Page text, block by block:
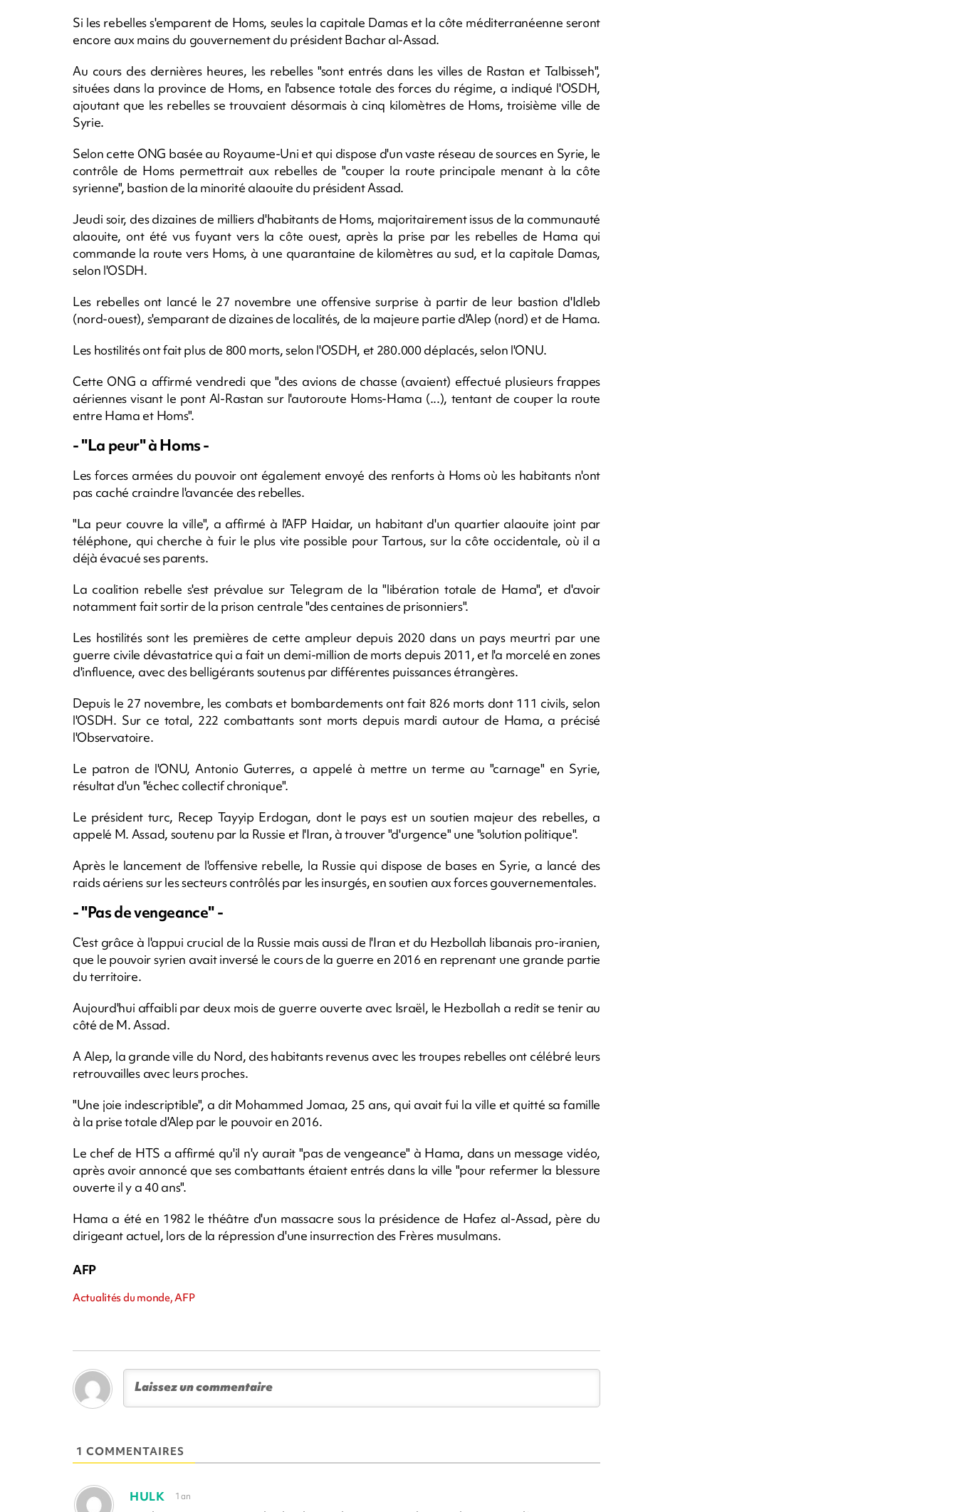
Si les rebelles s'emparent de Homs, seules la capitale Damas et la côte méditerranéenne seront
encore aux mains du gouvernement du président Bachar al-Assad.
Au cours des dernières heures, les rebelles "sont entrés dans les villes de Rastan et Talbisseh",
situées dans la province de Homs, en l'absence totale des forces du régime, a indiqué l'OSDH,
ajoutant que les rebelles se trouvaient désormais à cinq kilomètres de Homs, troisième ville de
Syrie.
Selon cette ONG basée au Royaume-Uni et qui dispose d'un vaste réseau de sources en Syrie, le
contrôle de Homs permettrait aux rebelles de "couper la route principale menant à la côte
syrienne", bastion de la minorité alaouite du président Assad.
Jeudi soir, des dizaines de milliers d'habitants de Homs, majoritairement issus de la communauté
alaouite, ont été vus fuyant vers la côte ouest, après la prise par les rebelles de Hama qui
commande la route vers Homs, à une quarantaine de kilomètres au sud, et la capitale Damas,
selon l'OSDH.
Les rebelles ont lancé le 27 novembre une offensive surprise à partir de leur bastion d'Idleb
(nord-ouest), s'emparant de dizaines de localités, de la majeure partie d'Alep (nord) et de Hama.
Les hostilités ont fait plus de 800 morts, selon l'OSDH, et 280.000 déplacés, selon l'ONU.
Cette ONG a affirmé vendredi que "des avions de chasse (avaient) effectué plusieurs frappes
aériennes visant le pont Al-Rastan sur l'autoroute Homs-Hama (...), tentant de couper la route
entre Hama et Homs".
- "La peur" à Homs -
Les forces armées du pouvoir ont également envoyé des renforts à Homs où les habitants n'ont
pas caché craindre l'avancée des rebelles.
"La peur couvre la ville", a affirmé à l'AFP Haidar, un habitant d'un quartier alaouite joint par
téléphone, qui cherche à fuir le plus vite possible pour Tartous, sur la côte occidentale, où il a
déjà évacué ses parents.
La coalition rebelle s'est prévalue sur Telegram de la "libération totale de Hama", et d'avoir
notamment fait sortir de la prison centrale "des centaines de prisonniers".
Les hostilités sont les premières de cette ampleur depuis 2020 dans un pays meurtri par une
guerre civile dévastatrice qui a fait un demi-million de morts depuis 2011, et l'a morcelé en zones
d'influence, avec des belligérants soutenus par différentes puissances étrangères.
Depuis le 27 novembre, les combats et bombardements ont fait 826 morts dont 111 civils, selon
l'OSDH. Sur ce total, 222 combattants sont morts depuis mardi autour de Hama, a précisé
l'Observatoire.
Le patron de l'ONU, Antonio Guterres, a appelé à mettre un terme au "carnage" en Syrie,
résultat d'un "échec collectif chronique".
Le président turc, Recep Tayyip Erdogan, dont le pays est un soutien majeur des rebelles, a
appelé M. Assad, soutenu par la Russie et l'Iran, à trouver "d'urgence" une "solution politique".
Après le lancement de l'offensive rebelle, la Russie qui dispose de bases en Syrie, a lancé des
raids aériens sur les secteurs contrôlés par les insurgés, en soutien aux forces gouvernementales.
- "Pas de vengeance" -
C'est grâce à l'appui crucial de la Russie mais aussi de l'Iran et du Hezbollah libanais pro-iranien,
que le pouvoir syrien avait inversé le cours de la guerre en 2016 en reprenant une grande partie
du territoire.
Aujourd'hui affaibli par deux mois de guerre ouverte avec Israël, le Hezbollah a redit se tenir au
côté de M. Assad.
A Alep, la grande ville du Nord, des habitants revenus avec les troupes rebelles ont célébré leurs
retrouvailles avec leurs proches.
"Une joie indescriptible", a dit Mohammed Jomaa, 25 ans, qui avait fui la ville et quitté sa famille
à la prise totale d'Alep par le pouvoir en 2016.
Le chef de HTS a affirmé qu'il n'y aurait "pas de vengeance" à Hama, dans un message vidéo,
après avoir annoncé que ses combattants étaient entrés dans la ville "pour refermer la blessure
ouverte il y a 40 ans".
Hama a été en 1982 le théâtre d'un massacre sous la présidence de Hafez al-Assad, père du
dirigeant actuel, lors de la répression d'une insurrection des Frères musulmans.
AFP
Actualités du monde, AFP
1 COMMENTAIRES
HULK 1 an